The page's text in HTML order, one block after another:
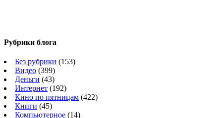
Рубрики блога
Без рубрики (153)
Видео (399)
Деньги (43)
Интернет (192)
Кино по пятницам (422)
Книги (45)
Компьютерное (14)